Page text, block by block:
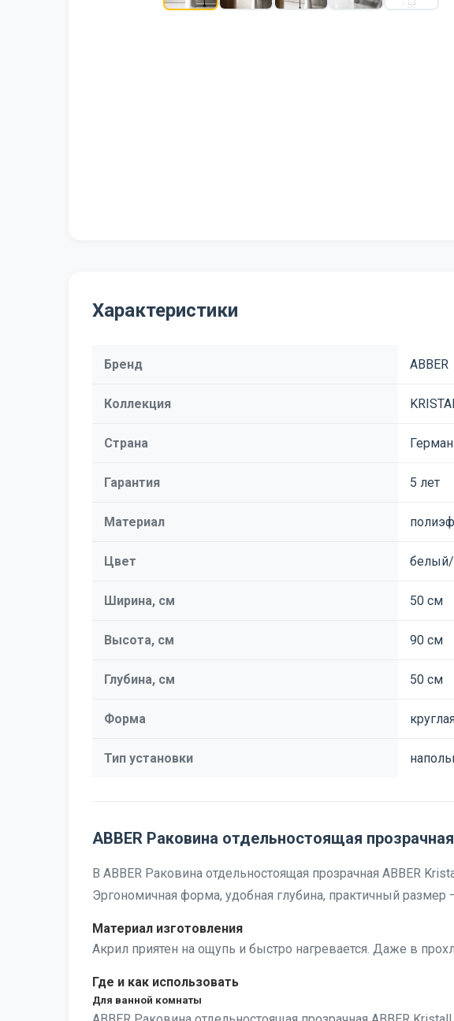
Характеристики
Бренд ABBER
Коллекция
Страна
Гарантия 5 лет
Материал
Цвет
Ширина, см 50 см
Высота, см 90 см
Глубина, см 50 см
Форма
Тип установки
ABBER Раковина отдельностоящая
В ABBER Раковина отдельностоящая прозрачная ABBER
Эргономичная форма, удобная глубина, практичный размер
Материал изготовления
Акрил приятен на ощупь и быстро нагревается. Даже в
Где и как использовать
Для ванной комнаты